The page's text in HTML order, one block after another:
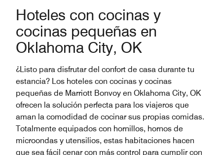
Hoteles con cocinas y
cocinas pequeñas en
Oklahoma City, OK
¿Listo para disfrutar del confort de casa durante tu
estancia? Los hoteles con cocinas y cocinas
pequeñas de Marriott Bonvoy en Oklahoma City, OK
ofrecen la solución perfecta para los viajeros que
aman la comodidad de cocinar sus propias comidas.
Totalmente equipados con hornillos, hornos de
microondas y utensilios, estas habitaciones hacen
que sea fácil cenar con más control para cumplir con